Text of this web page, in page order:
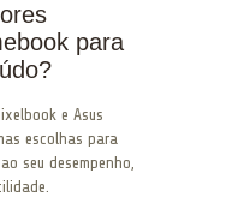
para
e Asus
escolhas para
seu desempenho,